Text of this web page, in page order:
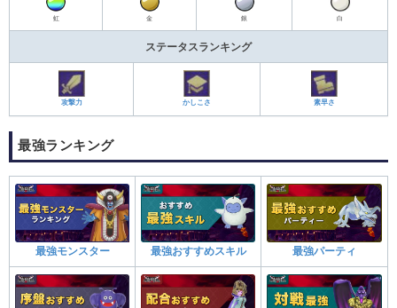
虹 金 銀 白
ステータスランキング
攻撃力 かしこさ 素早さ
最強ランキング
最強モンスター 最強おすすめスキル 最強パーティ